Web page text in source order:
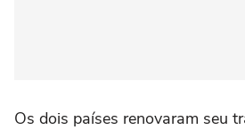
Os dois países renovaram seu